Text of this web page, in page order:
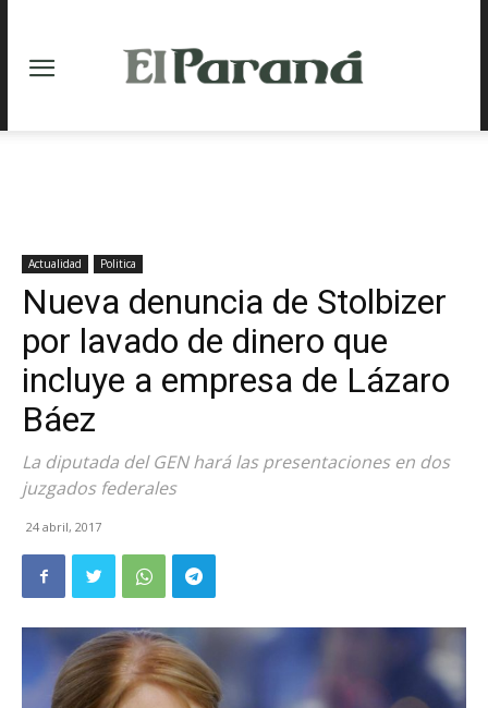
Actualidad Politica
Nueva denuncia de Stolbizer
por lavado de dinero que
incluye a empresa de Lázaro
Báez
La diputada del GEN hará las presentaciones en dos
juzgados federales
24 abril, 2017